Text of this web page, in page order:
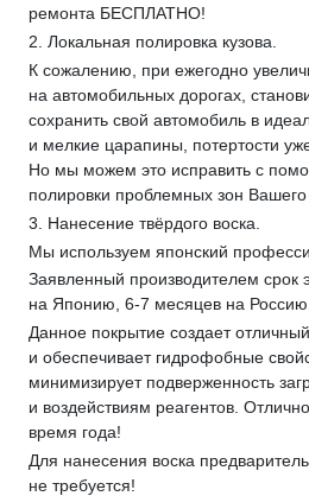
ремонта БЕСПЛАТНО!
2. Локальная полировка кузова.
К сожалению, при ежегодно
на автомобильных дорогах,
сохранить свой автомобиль в
и мелкие царапины, потертости
Но мы можем это исправить с
полировки проблемных зон Вашего
3. Нанесение твёрдого воска.
Мы используем японский
Заявленный производителем срок
на Японию, 6-7 месяцев на
Данное покрытие создает
и обеспечивает гидрофобные
минимизирует подверженность
и воздействиям реагентов.
время года!
Для нанесения воска
не требуется!